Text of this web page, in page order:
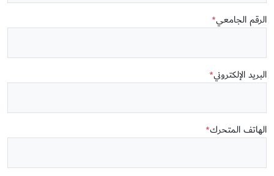
الرقم الجامعي*
البريد الإلكتروني*
الهاتف المتحرك*